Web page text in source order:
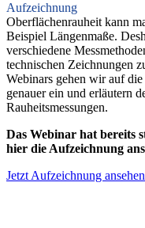
Aufzeichnung
Oberflächenrauheit kann
Beispiel Längenmaße.
verschiedene
technischen Zeichnungen
Webinars gehen wir auf
genauer ein und erläutern
Rauheitsmessungen.
Das Webinar hat bereits
hier die Aufzeichnung
Jetzt Aufzeichnung ansehen